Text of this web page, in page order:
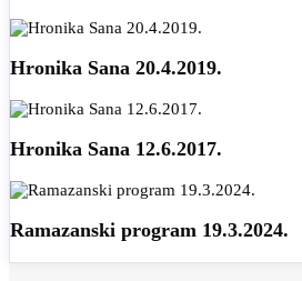
Hronika Sana 20.4.2019.
Hronika Sana 12.6.2017.
Ramazanski program 19.3.2024.